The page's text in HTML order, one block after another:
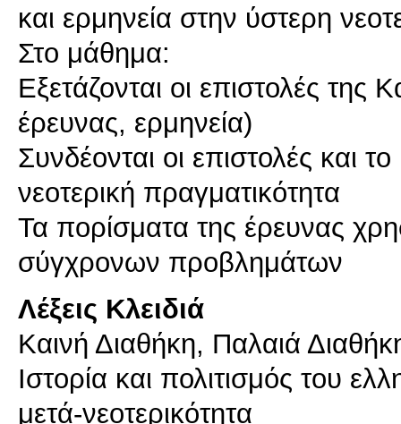
και ερμηνεία στην ύστερη
Στο μάθημα:
Εξετάζονται οι επιστολές
έρευνας, ερμηνεία)
Συνδέονται οι επιστολές και
νεοτερική πραγματικότητα
Τα πορίσματα της έρευνας
σύγχρονων προβλημάτων
Λέξεις Κλειδιά
Καινή Διαθήκη, Παλαιά
Ιστορία και πολιτισμός του
μετά-νεοτερικότητα